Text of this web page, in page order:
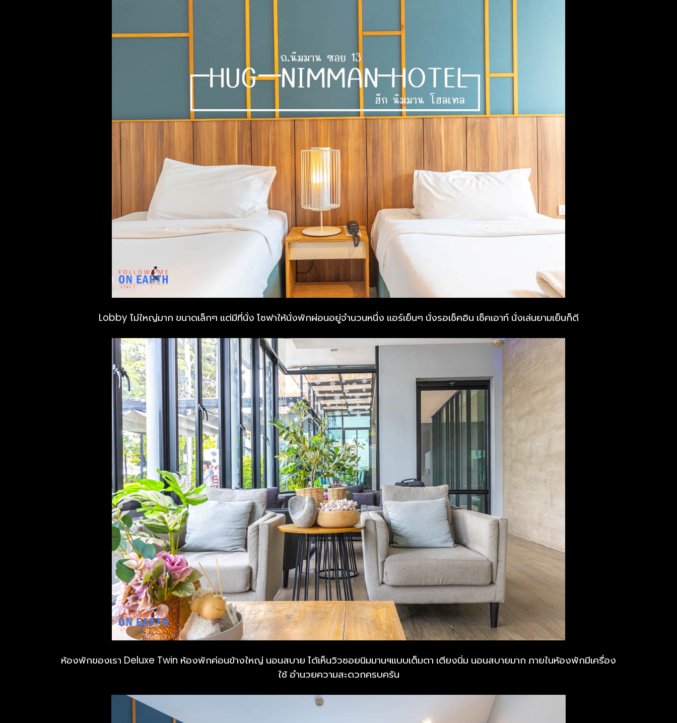
Lobby ไม่ใหญ่มาก ขนาดเล็กๆ แต่มีที่นั่ง โซฟาให้นั่งพักผ่อนอยู่จำนวนหนึ่ง แอร์เย็นๆ นั่งรอเช็คอิน เช็คเอาท์ นั่งเล่นยามเย็นก็ดี
ห้องพักของเรา Deluxe Twin ห้องพักค่อนข้างใหญ่ นอนสบาย ได้เห็นวิวซอยนิมมานฯแบบเต็มตา เตียงนิ่ม นอนสบายมาก ภายในห้องพักมีเครื่อง
ใช้ อำนวยความสะดวกครบครัน